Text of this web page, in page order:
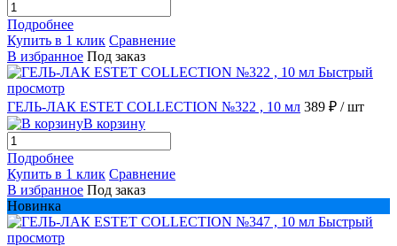
Подробнее
Купить в 1 клик Сравнение
В избранное Под заказ
Быстрый
просмотр
ГЕЛЬ-ЛАК ESTET COLLECTION №322 , 10 мл 389 ₽ / шт
В корзину
Подробнее
Купить в 1 клик Сравнение
В избранное Под заказ
Новинка
Быстрый
просмотр